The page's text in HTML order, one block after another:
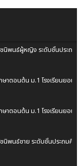
ชนิพนธ์ผู้หญิง ระดับชั้นประถม
าตอนต้น ม.1 โรงเรียนยอแ
าตอนต้น ม.1 โรงเรียนยอแ
นิพนธ์ชาย ระดับชั้นประถมศึก